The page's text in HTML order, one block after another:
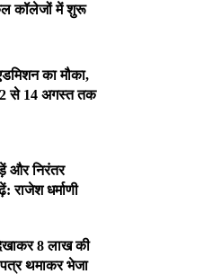
कॉलेजों में शुरू
का मौका,
से 14 अगस्त तक
और निरंतर
धर्माणी
8 लाख की
पत्र थमाकर भेजा